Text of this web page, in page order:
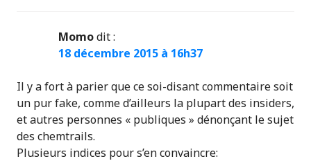
Momodit :
18 décembre 2015 à 16h37
Il y a fort à parier que ce soi-disant commentaire soit
un pur fake, comme d’ailleurs la plupart des insiders,
et autres personnes « publiques » dénonçant le sujet
des chemtrails.
Plusieurs indices pour s’en convaincre: